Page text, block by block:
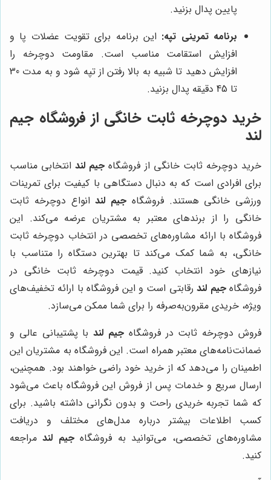
پایین پدال بزنید.
برنامه تمرینی تپه: این برنامه برای تقویت عضلات پا و
افزایش استقامت مناسب است. مقاومت دوچرخه را
افزایش دهید تا شبیه به بالا رفتن از تپه شود و به مدت 30
تا 45 دقیقه پدال بزنید.
خرید دوچرخه ثابت خانگی از فروشگاه جیم
لند
خرید دوچرخه ثابت خانگی از فروشگاه جیم لندانتخابی مناسب
برای افرادی است که به دنبال دستگاهی با کیفیت برای تمرینات
ورزشی خانگی هستند. فروشگاه جیم لندانواع دوچرخه ثابت
خانگی را از برندهای معتبر به مشتریان عرضه می‌کند. این
فروشگاه با ارائه مشاوره‌های تخصصی در انتخاب دوچرخه ثابت
خانگی، به شما کمک می‌کند تا بهترین دستگاه را متناسب با
نیازهای خود انتخاب کنید. قیمت دوچرخه ثابت خانگی در
فروشگاهجیم لندرقابتی است و این فروشگاه با ارائه تخفیف‌های
ویژه، خریدی مقرون‌به‌صرفه را برای شما ممکن می‌سازد.
فروش دوچرخه ثابت در فروشگاه جیم لندبا پشتیبانی عالی و
ضمانت‌نامه‌های معتبر همراه است. این فروشگاه به مشتریان این
اطمینان را می‌دهد که از خرید خود راضی خواهند بود. همچنین،
ارسال سریع و خدمات پس از فروش این فروشگاه باعث می‌شود
که شما تجربه خریدی راحت و بدون نگرانی داشته باشید. برای
کسب اطلاعات بیشتر درباره مدل‌های مختلف و دریافت
مشاوره‌های تخصصی، می‌توانید به فروشگاهجیم لندمراجعه
کنید.